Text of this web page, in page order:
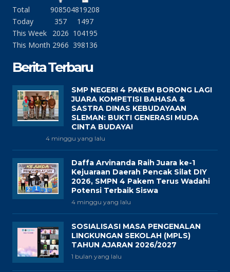
Total 908504819208
Today
357
1497
This Week
2026 104195
This Month 2966 398136
Berita Terbaru
SMP NEGERI 4 PAKEM BORONG LAGI
JUARA KOMPETISI BAHASA &
SASTRA DINAS KEBUDAYAAN
SLEMAN: BUKTI GENERASI MUDA
CINTA BUDAYA!
4 minggu yang lalu
Daffa Arvinanda Raih Juara ke-1
Kejuaraan Daerah Pencak Silat DIY
2026, SMPN 4 Pakem Terus Wadahi
Potensi Terbaik Siswa
4 minggu yang lalu
SOSIALISASI MASA PENGENALAN
LINGKUNGAN SEKOLAH (MPLS)
TAHUN AJARAN 2026/2027
1 bulan yang lalu